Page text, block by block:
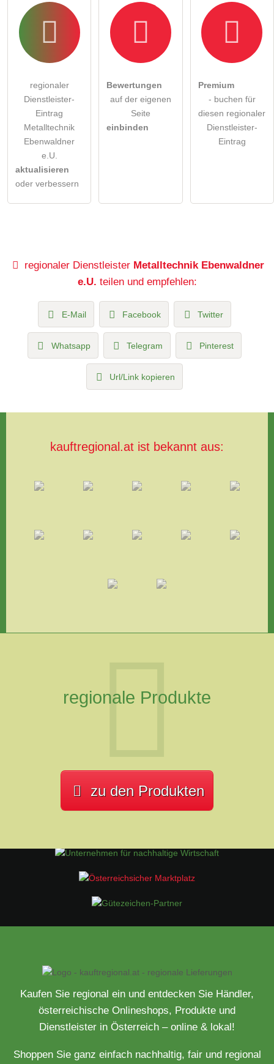
regionaler
Dienstleister-
Eintrag
Metalltechnik
Ebenwaldner
e.U.
aktualisieren
oder verbessern
Bewertungen
auf der eigenen
Seite
einbinden
Premium
- buchen für
diesen regionaler
Dienstleister-
Eintrag
regionaler Dienstleister Metalltechnik Ebenwaldner
e.U. teilen und empfehlen:
E-Mail Facebook Twitter
Whatsapp Telegram Pinterest
Url/Link kopieren
kauftregional.at ist bekannt aus:
regionale Produkte
zu den Produkten
Kaufen Sie regional ein und entdecken Sie Händler,
österreichische Onlineshops, Produkte und
Dienstleister in Österreich – online & lokal!
Shoppen Sie ganz einfach nachhaltig, fair und regional